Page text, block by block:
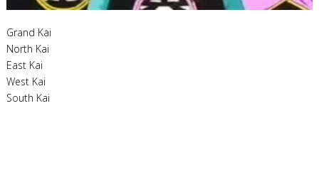
Grand Kai
North Kai
East Kai
West Kai
South Kai